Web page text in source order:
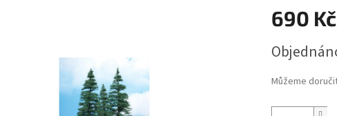
690 Kč
cena:
Můžeme